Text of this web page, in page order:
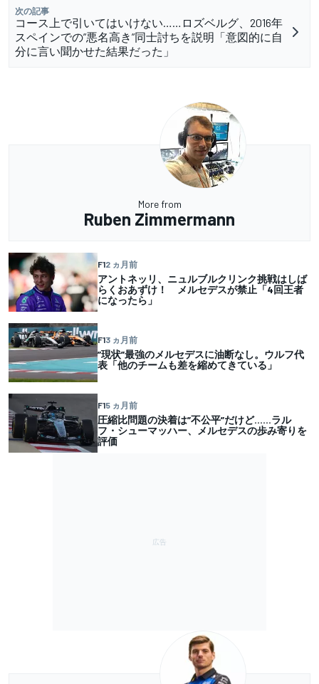
次の記事
コース上で引いてはいけない……ロズベルグ、2016年
スペインでの”悪名高き”同士討ちを説明「意図的に自
分に言い聞かせた結果だった」
More from
Ruben Zimmermann
F12 ヵ月前
アントネッリ、ニュルブルクリンク挑戦はしば
らくおあずけ！ メルセデスが禁止「4回王者
になったら」
F13 ヵ月前
”現状”最強のメルセデスに油断なし。ウルフ代
表「他のチームも差を縮めてきている」
F15 ヵ月前
圧縮比問題の決着は”不公平”だけど……ラル
フ・シューマッハー、メルセデスの歩み寄りを
評価